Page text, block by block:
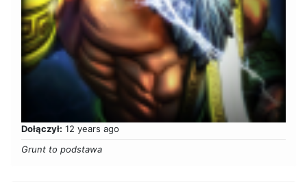
Dołączył: 12 years ago
Grunt to podstawa